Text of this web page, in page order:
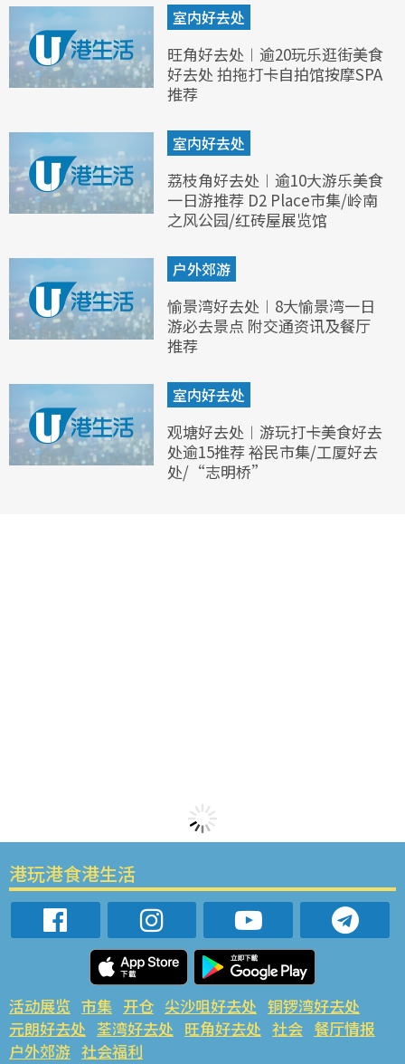
室内好去处
旺角好去处︱逾20玩乐逛街美食
好去处 拍拖打卡自拍馆按摩SPA
推荐
室内好去处
荔枝角好去处︱逾10大游乐美食
一日游推荐 D2 Place市集/岭南
之风公园/红砖屋展览馆
户外郊游
愉景湾好去处︱8大愉景湾一日
游必去景点 附交通资讯及餐厅
推荐
室内好去处
观塘好去处︱游玩打卡美食好去
处逾15推荐 裕民市集/工厦好去
处/“志明桥”
港玩港食港生活
活动展览 市集 开仓 尖沙咀好去处 铜锣湾好去处
元朗好去处 荃湾好去处 旺角好去处 社会 餐厅情报
户外郊游 社会福利